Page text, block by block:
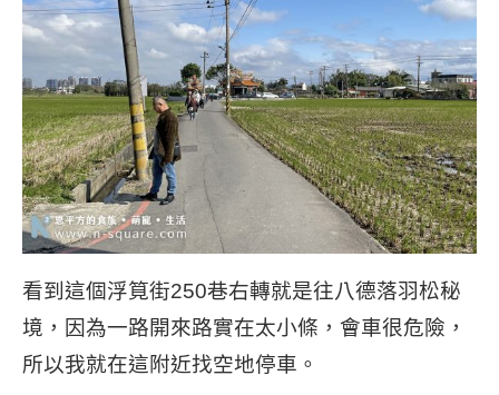
看到這個浮筧街250巷右轉就是往八德落羽松秘
境，因為一路開來路實在太小條，會車很危險，
所以我就在這附近找空地停車。